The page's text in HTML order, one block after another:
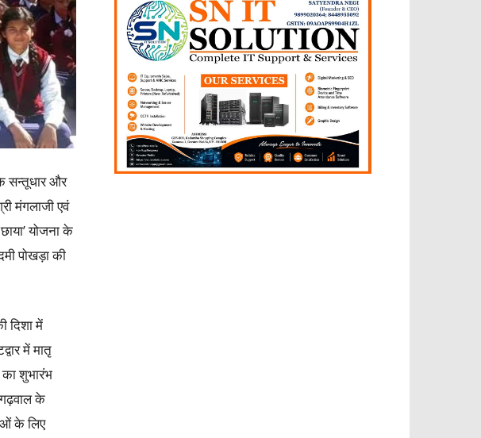
सन्तूधार और
मंगलाजी एवं
योजना के
पोखड़ा की
दिशा में
में मातृ
शुभारंभ
के
के लिए